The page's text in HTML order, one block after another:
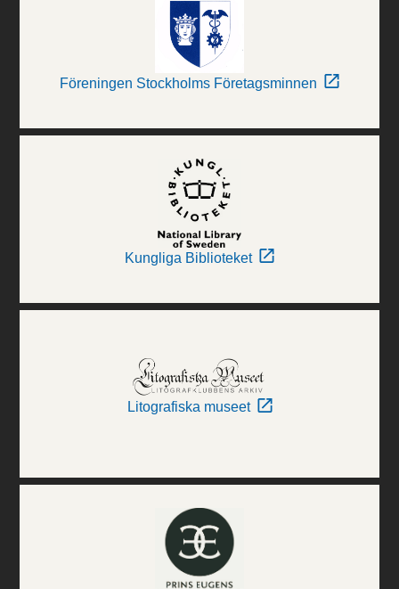
Föreningen Stockholms Företagsminnen
Kungliga Biblioteket
Litografiska museet